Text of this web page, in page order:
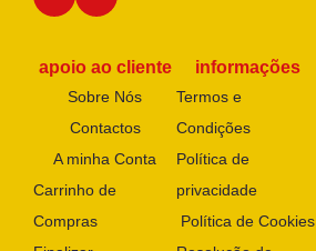
apoio ao cliente
Sobre Nós
Contactos
A minha Conta
Carrinho de
Compras
informações
Termos e
Condições
Política de
privacidade
Política de Cookies